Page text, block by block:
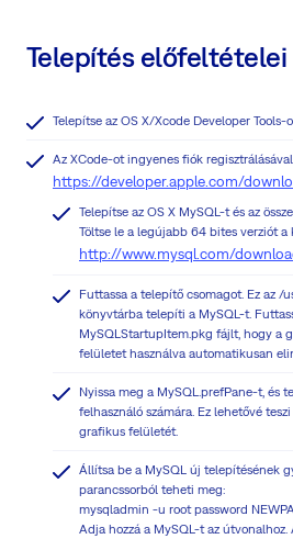
Telepítés előfeltételei
Telepítse az OS X/Xcode Developer Tools-
Az XCode-ot ingyenes fiók
https://developer.apple.com/
Telepítse az OS X MySQL-t és az
Töltse le a legújabb 64 bites verziót a
http://www.mysql.com/
Futtassa a telepítő csomagot. Ez az /
könyvtárba telepíti a MySQL-t.
MySQLStartupItem.pkg fájlt, hogy a
felületet használva automatikusan
Nyissa meg a MySQL.prefPane-t, és
felhasználó számára. Ez lehetővé
grafikus felületét.
Állítsa be a MySQL új telepítésének
parancssorból teheti meg:
mysqladmin -u root password
Adja hozzá a MySQL-t az